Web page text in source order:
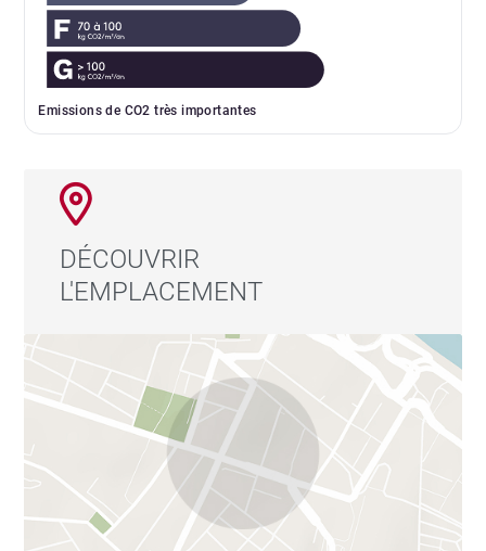
Emissions de CO2 très importantes
DÉCOUVRIR
L'EMPLACEMENT